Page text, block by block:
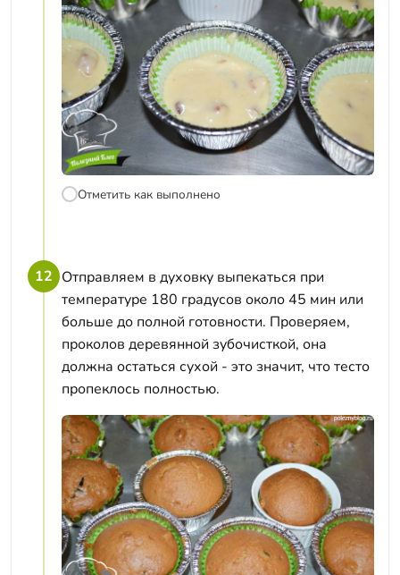
Отметить как выполнено
12 Отправляем в духовку выпекаться при
температуре 180 градусов около 45 мин или
больше до полной готовности. Проверяем,
проколов деревянной зубочисткой, она
должна остаться сухой - это значит, что тесто
пропеклось полностью.